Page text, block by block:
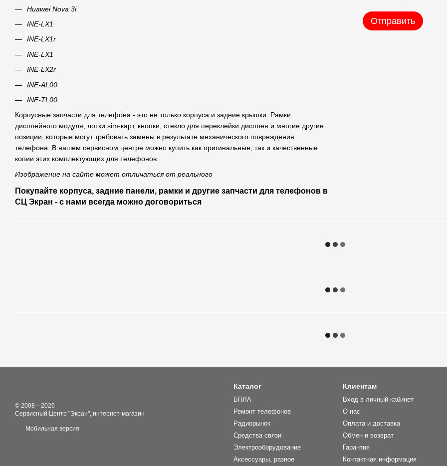
Huawei Nova 3i
INE-LX1
INE-LX1r
INE-LX1
INE-LX2r
INE-AL00
INE-TL00
Корпусные запчасти для телефона - это не только корпуса и задние крышки. Рамки
дисплейного модуля, лотки sim-карт, кнопки, стекло для переклейки дисплея и многие другие
позиции, которые могут требовать замены в результате механического повреждения
телефона. В нашем сервисном центре можно купить как оригинальные, так и качественные
копии этих комплектующих для телефонов.
Изображение на сайте может отличаться от реального
Покупайте корпуса, задние панели, рамки и другие запчасти для телефонов в
СЦ Экран - с нами всегда можно договориться
Отправить
© 2008—2026
Сервисный Центр "Экран", интернет-магазин
Мобильная версия
Каталог
БПЛА
Ремонт телефонов
Радиорынок
Средства связи
Электрооборудование
Аксессуары, разное
Клиентам
Вход в личный кабинет
О нас
Оплата и доставка
Обмен и возврат
Гарантия
Контактная информация